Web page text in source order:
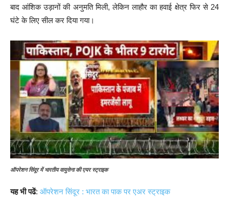
बाद आंशिक उड़ानों की अनुमति मिली, लेकिन लाहौर का हवाई क्षेत्र फिर से 24
घंटे के लिए सील कर दिया गया।
ऑपरेशन सिंदूर में भारतीय वायुसेना की एयर स्ट्राइक
यह भी पढें: ऑपरेशन सिंदूर : भारत का पाक पर एअर स्ट्राइक